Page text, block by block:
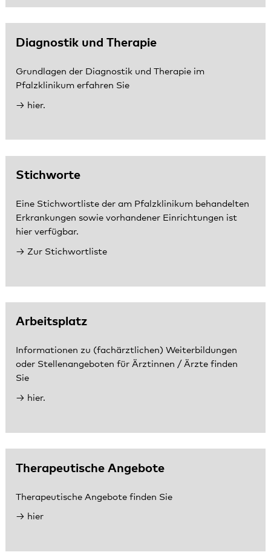
Diagnostik und Therapie
Grundlagen der Diagnostik und Therapie im
Pfalzklinikum erfahren Sie
hier.
Stichworte
Eine Stichwortliste der am Pfalzklinikum behandelten
Erkrankungen sowie vorhandener Einrichtungen ist
hier verfügbar.
Zur Stichwortliste
Arbeitsplatz
Informationen zu (fachärztlichen) Weiterbildungen
oder Stellenangeboten für Ärztinnen / Ärzte finden
Sie
hier.
Therapeutische Angebote
Therapeutische Angebote finden Sie
hier